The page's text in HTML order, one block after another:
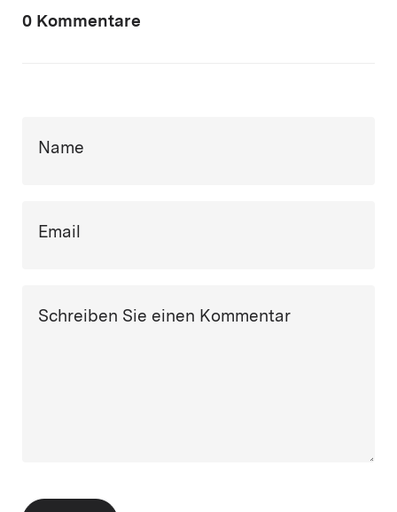
0 Kommentare
Name
Email
Schreiben Sie einen Kommentar